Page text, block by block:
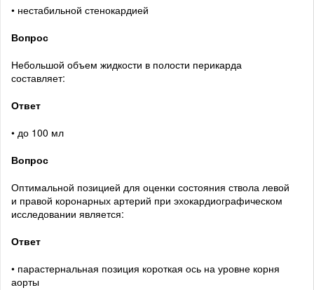
• нестабильной стенокардией
Вопрос
Небольшой объем жидкости в полости перикарда
составляет:
Ответ
• до 100 мл
Вопрос
Оптимальной позицией для оценки состояния ствола левой
и правой коронарных артерий при эхокардиографическом
исследовании является:
Ответ
• парастернальная позиция короткая ось на уровне корня
аорты